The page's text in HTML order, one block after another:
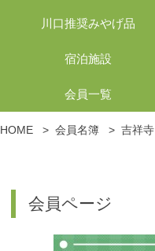
川口推奨みやげ品
宿泊施設
会員一覧
HOME > 会員名簿 > 吉祥寺
会員ページ